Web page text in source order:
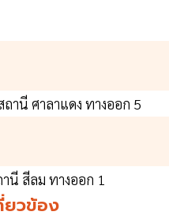
านี ศาลาแดง ทางออก 5
นี สีลม ทางออก 1
ยวข้อง